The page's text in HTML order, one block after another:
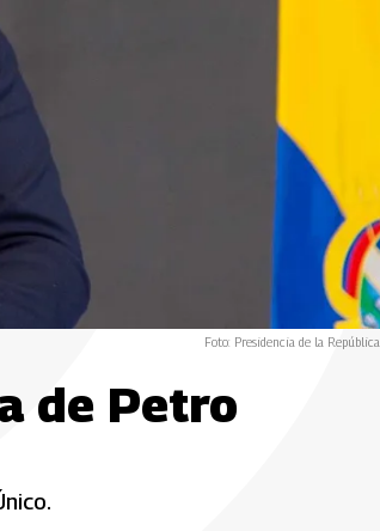
Foto: Presidencia de la República.
de Petro